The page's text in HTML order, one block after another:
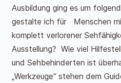
Ausbildung ging es um
gestalte ich für Menschen
komplett verlorener
Ausstellung? Wie viel
und Sehbehinderten ist
„Werkzeuge“ stehen dem